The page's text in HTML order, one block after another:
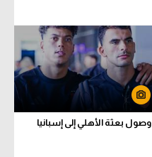
وصول بعثة الأهلي إلى إسبانيا